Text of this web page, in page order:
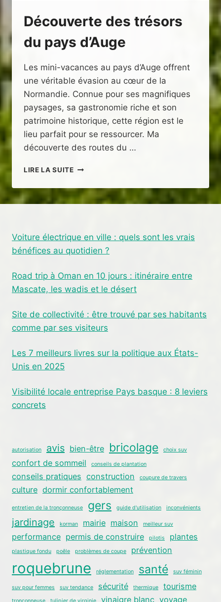
Découverte des trésors
du pays d’Auge
Les mini-vacances au pays d’Auge offrent
une véritable évasion au cœur de la
Normandie. Connue pour ses magnifiques
paysages, sa gastronomie riche et son
patrimoine historique, cette région est le
lieu parfait pour se ressourcer. Ma
découverte des routes du …
LIRE LA SUITEDÉCOUVERTE
TRÉSORS
DU
Voiture électrique en ville : quels sont les vrais
bénéfices au quotidien ?
Road trip à Oman en 10 jours : itinéraire entre
Mascate, les wadis et le désert
Site de collectivité : être trouvé par ses habitants
comme par ses visiteurs
Les 7 meilleurs livres sur la politique aux États-
Unis en 2025
Visibilité locale entreprise Pays basque : 8 leviers
concrets
autorisation avis bien-être bricolage choix suv
confort de sommeil conseils de plantation
conseils pratiques construction coupure de travers
culture dormir confortablement
entretien de la tronçonneuse gers guide d'utilisation inconvénients
jardinage korman mairie maison meilleur suv
performance permis de construire pilotis plantes
plastique fondu poêle problèmes de coupe prévention
roquebrune réglementation santé suv féminin
suv pour femmes suv tendance sécurité thermique tourisme
vinaigre blanc voyage